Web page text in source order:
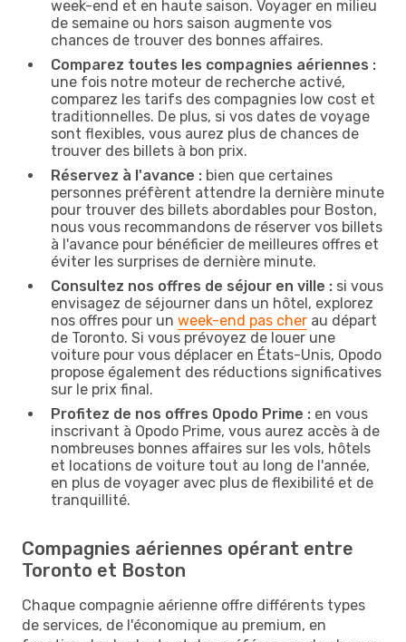
week-end et en haute saison. Voyager en milieu
de semaine ou hors saison augmente vos
chances de trouver des bonnes affaires.
Comparez toutes les compagnies aériennes :
une fois notre moteur de recherche activé,
comparez les tarifs des compagnies low cost et
traditionnelles. De plus, si vos dates de voyage
sont flexibles, vous aurez plus de chances de
trouver des billets à bon prix.
Réservez à l'avance : bien que certaines
personnes préfèrent attendre la dernière minute
pour trouver des billets abordables pour Boston,
nous vous recommandons de réserver vos billets
à l'avance pour bénéficier de meilleures offres et
éviter les surprises de dernière minute.
Consultez nos offres de séjour en ville : si vous
envisagez de séjourner dans un hôtel, explorez
nos offres pour un week-end pas cher au départ
de Toronto. Si vous prévoyez de louer une
voiture pour vous déplacer en États-Unis, Opodo
propose également des réductions significatives
sur le prix final.
Profitez de nos offres Opodo Prime : en vous
inscrivant à Opodo Prime, vous aurez accès à de
nombreuses bonnes affaires sur les vols, hôtels
et locations de voiture tout au long de l'année,
en plus de voyager avec plus de flexibilité et de
tranquillité.
Compagnies aériennes opérant entre
Toronto et Boston
Chaque compagnie aérienne offre différents types
de services, de l'économique au premium, en